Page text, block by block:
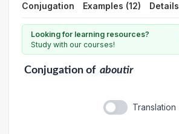
Conjugation Examples (12) Details
Looking for learning resources?
Study with our courses!
Conjugationof aboutir
Translation